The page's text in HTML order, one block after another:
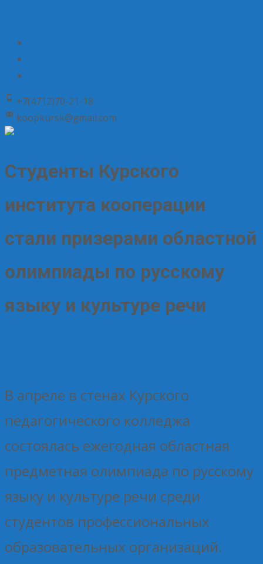
+7(4712)70-21-18
koopkursk@gmail.com
Студенты Курского
института кооперации
стали призерами областной
олимпиады по русскому
языку и культуре речи
В апреле в стенах Курского
педагогического колледжа
состоялась ежегодная областная
предметная олимпиада по русскому
языку и культуре речи среди
студентов профессиональных
образовательных организаций.